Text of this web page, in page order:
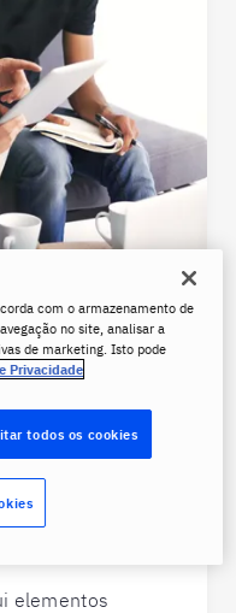
são:
colegas para
diferentes
em menos
elementos
com o armazenamento de
no site, analisar a
de marketing. Isto pode
Privacidade
todos os cookies